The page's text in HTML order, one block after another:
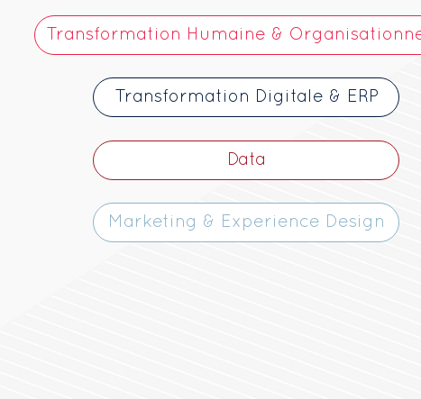
Transformation Humaine &
Transformation Digitale & ERP
Data
Marketing & Experience Design